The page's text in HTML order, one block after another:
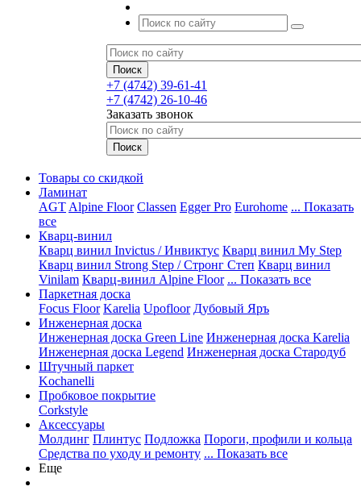
+7 (4742) 39-61-41
+7 (4742) 26-10-46
Заказать звонок
Товары со скидкой
Ламинат
AGT Alpine Floor Classen Egger Pro Eurohome ... Показать
все
Кварц-винил
Кварц винил Invictus / Инвиктус Кварц винил My Step
Кварц винил Strong Step / Стронг Степ Кварц винил
Vinilam Кварц-винил Alpine Floor ... Показать все
Паркетная доска
Focus Floor Karelia Upofloor Дубовый Яръ
Инженерная доска
Инженерная доска Green Line Инженерная доска Karelia
Инженерная доска Legend Инженерная доска Стародуб
Штучный паркет
Kochanelli
Пробковое покрытие
Corkstyle
Аксессуары
Молдинг Плинтус Подложка Пороги, профили и кольца
Средства по уходу и ремонту ... Показать все
Еще